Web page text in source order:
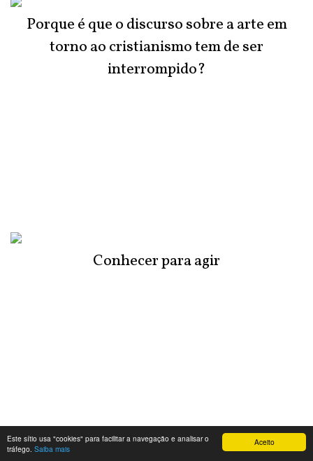
Aceito
Este sítio usa "cookies" para facilitar a navegação e analisar o
tráfego. Saiba mais
Porque é que o discurso sobre a arte em
torno ao cristianismo tem de ser
interrompido?
Conhecer para agir